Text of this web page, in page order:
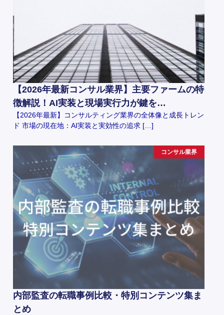
【2026年最新コンサル業界】主要ファームの特
徴解説！AI実装と現場実行力が鍵を…
【2026年最新】コンサルティング業界の全体像と成長トレン
ド 市場の現在地：AI実装と実効性の追求 […]
コンサル業界
内部監査の転職事例比較・特別コンテンツ集ま
とめ